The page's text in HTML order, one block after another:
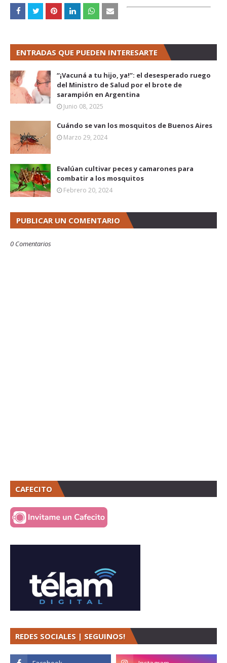
ENTRADAS QUE PUEDEN INTERESARTE
“¡Vacuná a tu hijo, ya!”: el desesperado ruego
del Ministro de Salud por el brote de
sarampión en Argentina
Junio 08, 2025
Cuándo se van los mosquitos de Buenos Aires
Marzo 29, 2024
Evalúan cultivar peces y camarones para
combatir a los mosquitos
Febrero 20, 2024
PUBLICAR UN COMENTARIO
0 Comentarios
CAFECITO
REDES SOCIALES | SEGUINOS!